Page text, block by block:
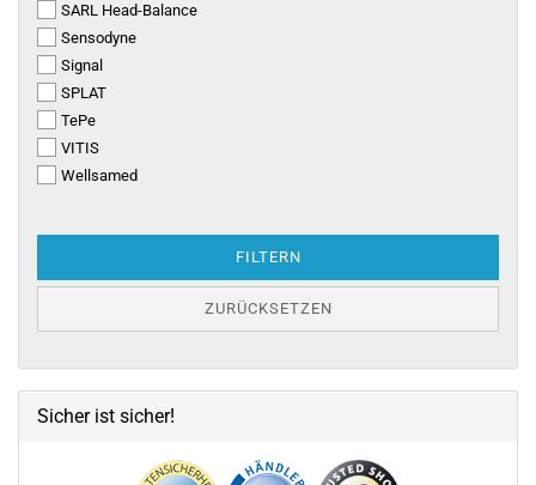
SARL Head-Balance
Sensodyne
Signal
SPLAT
TePe
VITIS
Wellsamed
FILTERN
ZURÜCKSETZEN
Sicher ist sicher!